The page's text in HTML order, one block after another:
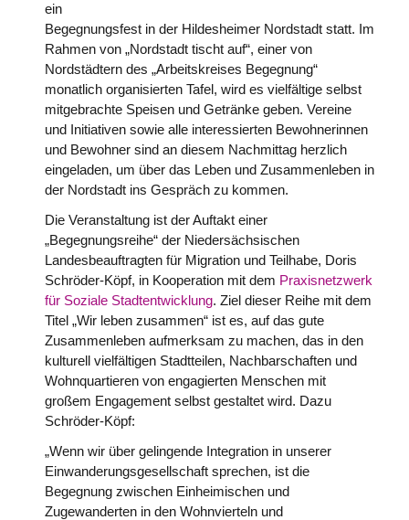
ein
Begegnungsfest in der Hildesheimer Nordstadt statt. Im
Rahmen von „Nordstadt tischt auf“, einer von
Nordstädtern des „Arbeitskreises Begegnung“
monatlich organisierten Tafel, wird es vielfältige selbst
mitgebrachte Speisen und Getränke geben. Vereine
und Initiativen sowie alle interessierten Bewohnerinnen
und Bewohner sind an diesem Nachmittag herzlich
eingeladen, um über das Leben und Zusammenleben in
der Nordstadt ins Gespräch zu kommen.
Die Veranstaltung ist der Auftakt einer
„Begegnungsreihe“ der Niedersächsischen
Landesbeauftragten für Migration und Teilhabe, Doris
Schröder-Köpf, in Kooperation mit dem Praxisnetzwerk
für Soziale Stadtentwicklung. Ziel dieser Reihe mit dem
Titel „Wir leben zusammen“ ist es, auf das gute
Zusammenleben aufmerksam zu machen, das in den
kulturell vielfältigen Stadtteilen, Nachbarschaften und
Wohnquartieren von engagierten Menschen mit
großem Engagement selbst gestaltet wird. Dazu
Schröder-Köpf:
„Wenn wir über gelingende Integration in unserer
Einwanderungsgesellschaft sprechen, ist die
Begegnung zwischen Einheimischen und
Zugewanderten in den Wohnvierteln und